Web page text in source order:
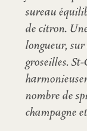
sureau
de citron.
longueur, sur
groseilles.
nombre de
champagne